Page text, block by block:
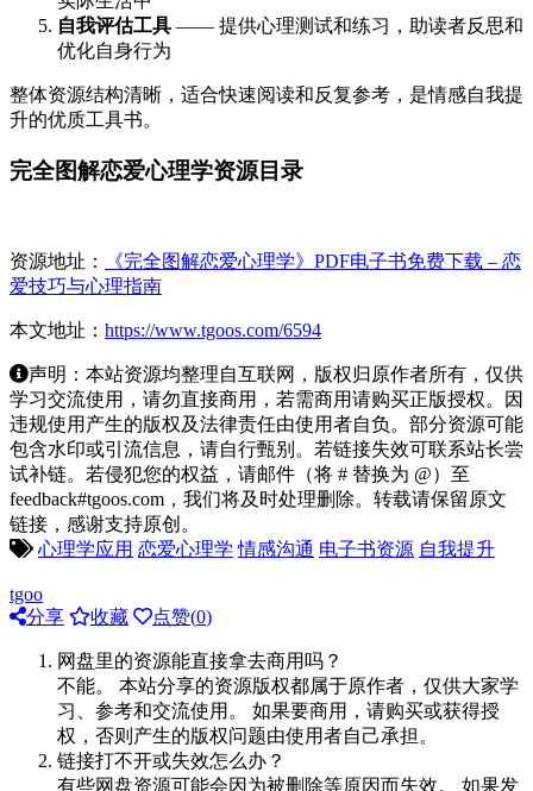
自我评估工具 —— 提供心理测试和练习，助读者反思和
优化自身行为
整体资源结构清晰，适合快速阅读和反复参考，是情感自我提
升的优质工具书。
完全图解恋爱心理学资源目录
资源地址：
《完全图解恋爱心理学》PDF电子书免费下载 – 恋
爱技巧与心理指南
本文地址： https://www.tgoos.com/6594
声明：本站资源均整理自互联网，版权归原作者所有，仅供
学习交流使用，请勿直接商用，若需商用请购买正版授权。因
违规使用产生的版权及法律责任由使用者自负。部分资源可能
包含水印或引流信息，请自行甄别。若链接失效可联系站长尝
试补链。若侵犯您的权益，请邮件（将 # 替换为 @）至
feedback#tgoos.com，我们将及时处理删除。转载请保留原文
链接，感谢支持原创。
心理学应用 恋爱心理学 情感沟通 电子书资源 自我提升
tgoo
分享
收藏 点赞(0)
网盘里的资源能直接拿去商用吗？
不能。 本站分享的资源版权都属于原作者，仅供大家学
习、参考和交流使用。 如果要商用，请购买或获得授
权，否则产生的版权问题由使用者自己承担。
链接打不开或失效怎么办？
有些网盘资源可能会因为被删除等原因而失效。 如果发